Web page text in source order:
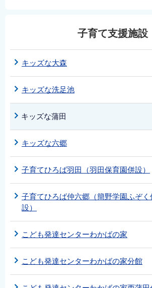
子育て支援施設
キッズな大森
キッズな洗足池
キッズな蒲田
キッズな六郷
子育てひろば羽田（羽田保育園併設）
子育てひろば仲六郷（簡野学園ふぞ
設）
こども発達センターわかばの家
こども発達センターわかばの家分館